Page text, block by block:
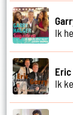
Ik
Eric
Ik